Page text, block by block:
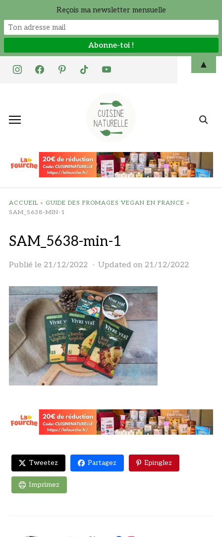
instagramfacebookpinteresttiktok youtube
Search
ACCUEIL » GUIDE DES FROMAGES VEGAN EN FRANCE »
SAM_5638-MIN-1
SAM_5638-min-1
Publié le 21/12/2022 Updated on 21/12/2022
Tweetez Partagez Epinglez
Imprimez
Reçois ma newsletter mensuelle
▲